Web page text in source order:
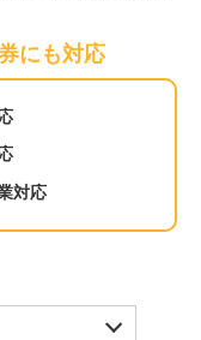
対応可能です。土日祝日だ
の利用などの定期利用サー
にも対応
対応